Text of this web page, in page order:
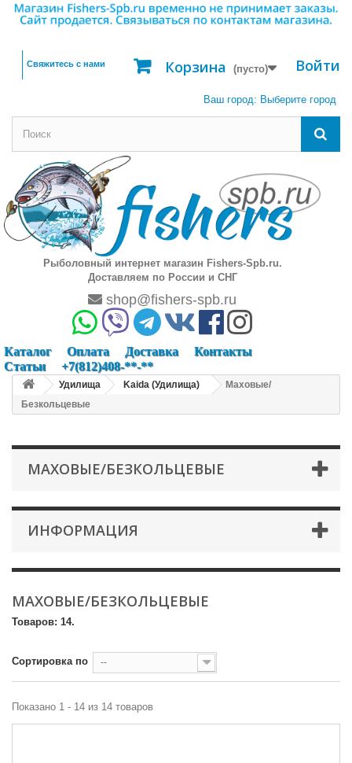
Войти
Корзина (пусто)
Свяжитесь с нами
Ваш город: Выберите город
Рыболовный интернет магазин Fishers-Spb.ru.
Доставляем по России и СНГ
shop@fishers-spb.ru
Каталог Оплата Доставка
Контакты
Статьи
+7(812)408-**-**
Удилища Kaida (Удилища)
Маховые/
Безкольцевые
МАХОВЫЕ/БЕЗКОЛЬЦЕВЫЕ
ИНФОРМАЦИЯ
МАХОВЫЕ/БЕЗКОЛЬЦЕВЫЕ
Товаров: 14.
Сортировка по --
Показано 1 - 14 из 14 товаров